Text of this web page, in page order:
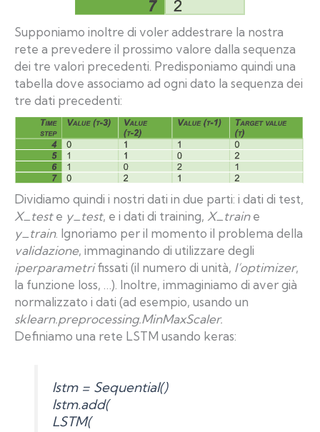
Supponiamo inoltre di voler addestrare la nostra
rete a prevedere il prossimo valore dalla sequenza
dei tre valori precedenti. Predisponiamo quindi una
tabella dove associamo ad ogni dato la sequenza dei
tre dati precedenti:
Dividiamo quindi i nostri dati in due parti: i dati di test,
X_teste y_test, e i dati di training, X_traine
y_train. Ignoriamo per il momento il problema della
validazione, immaginando di utilizzare degli
iperparametrifissati (il numero di unità, l’optimizer,
la funzione loss, …). Inoltre, immaginiamo di aver già
normalizzato i dati (ad esempio, usando un
sklearn.preprocessing.MinMaxScaler.
Definiamo una rete LSTM usando keras:
lstm = Sequential()
lstm.add(
LSTM(